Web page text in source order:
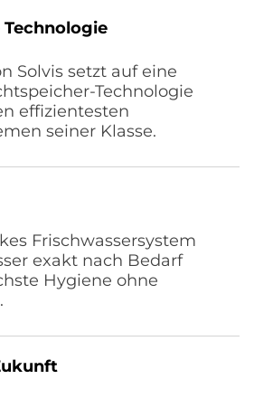
Solvis setzt auf eine
Technologie
effizientesten
seiner Klasse.
Frischwassersystem
exakt nach Bedarf
Hygiene ohne